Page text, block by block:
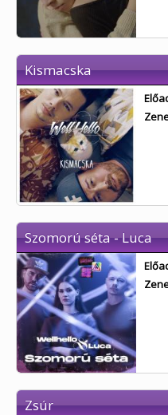
Kismacska
Szomorú séta - Luca
Zsúr